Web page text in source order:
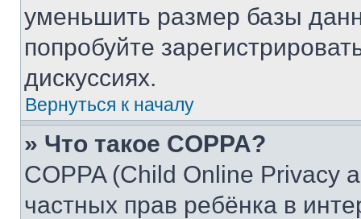
уменьшить размер базы
попробуйте
дискуссиях.
Вернуться к началу
» Что такое COPPA?
COPPA (Child Online Privacy
частных прав ребёнка в